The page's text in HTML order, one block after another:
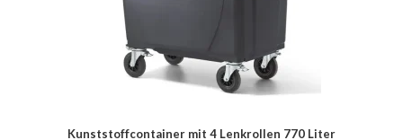
Kunststoffcontainer mit 4 Lenkrollen 770 Liter